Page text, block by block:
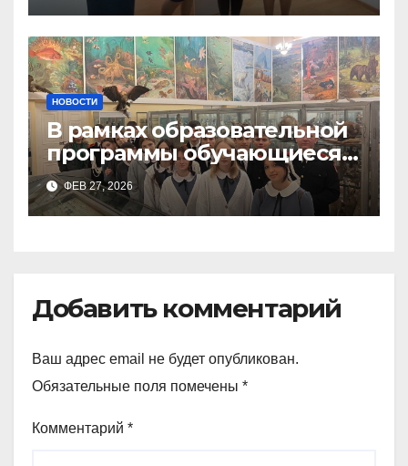
НОВОСТИ
В рамках образовательной
программы обучающиеся
9а,8,9б классов посетили
зоологический музей и
ФЕВ 27, 2026
Добавить комментарий
Ваш адрес email не будет опубликован.
Обязательные поля помечены *
Комментарий *